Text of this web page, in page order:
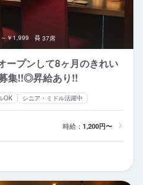
～￥1,999 37席
ープンして8ヶ月のきれい
集!!◎昇給あり!!
OK シニア・ミドル活躍中
時給： 1,200円〜